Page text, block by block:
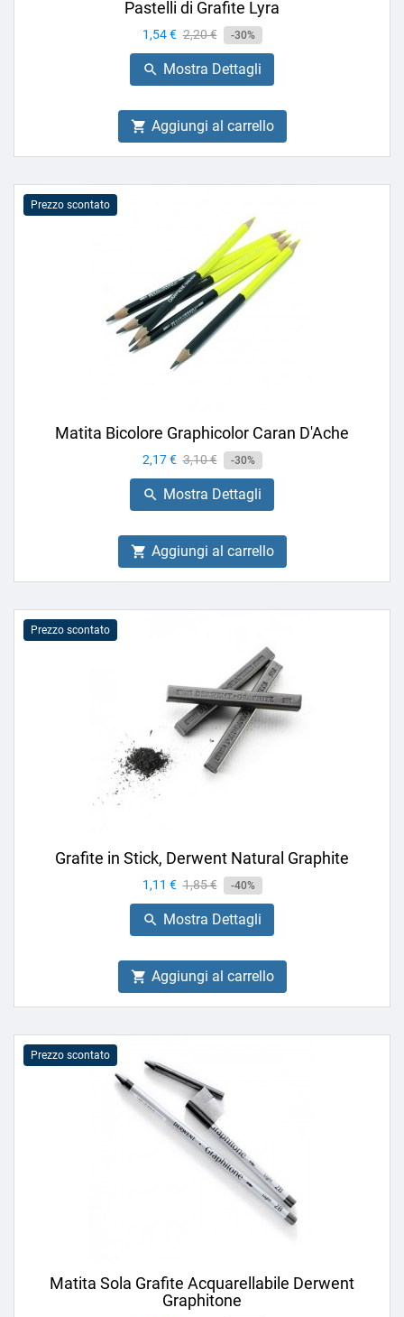
Pastelli di Grafite Lyra
Prezzo
1,54 € Prezzo
base
2,20 € -30%
 Mostra Dettagli
 Aggiungi al carrello
Prezzo scontato
Matita Bicolore Graphicolor Caran D'Ache
Prezzo
2,17 € Prezzo
base
3,10 € -30%
 Mostra Dettagli
 Aggiungi al carrello
Prezzo scontato
Grafite in Stick, Derwent Natural Graphite
Prezzo
1,11 € Prezzo
base
1,85 € -40%
 Mostra Dettagli
 Aggiungi al carrello
Prezzo scontato
Matita Sola Grafite Acquarellabile Derwent
Graphitone